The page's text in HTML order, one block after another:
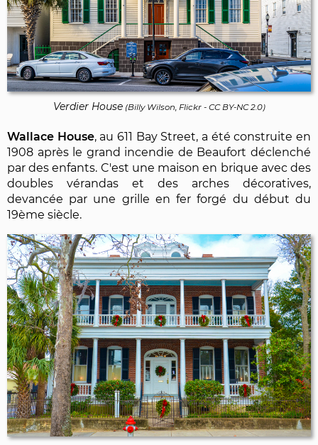
Verdier House(Billy Wilson, Flickr- CC BY-NC 2.0)
Wallace House, au 611 Bay Street, a été construite en
1908 après le grand incendie de Beaufort déclenché
par des enfants. C'est une maison en brique avec des
doubles vérandas et des arches décoratives,
devancée par une grille en fer forgé du début du
19ème siècle.